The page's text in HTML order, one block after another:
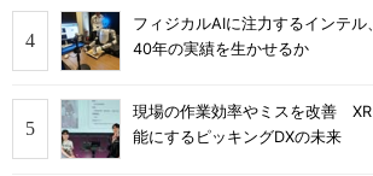
フィジカルAIに注力するインテ
40年の実績を生かせるか
現場の作業効率やミスを改善
能にするピッキングDXの未来